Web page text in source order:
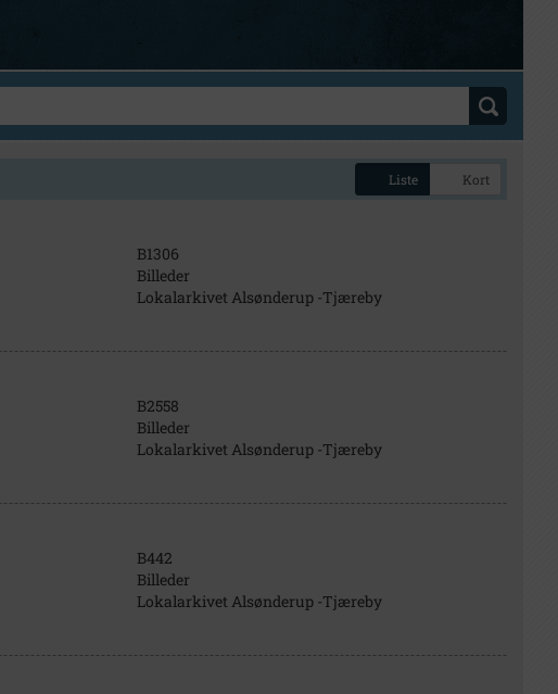
Liste Kort
B1306
Billeder
Lokalarkivet Alsønderup -Tjæreby
B2558
Billeder
Lokalarkivet Alsønderup -Tjæreby
B442
Billeder
Lokalarkivet Alsønderup -Tjæreby